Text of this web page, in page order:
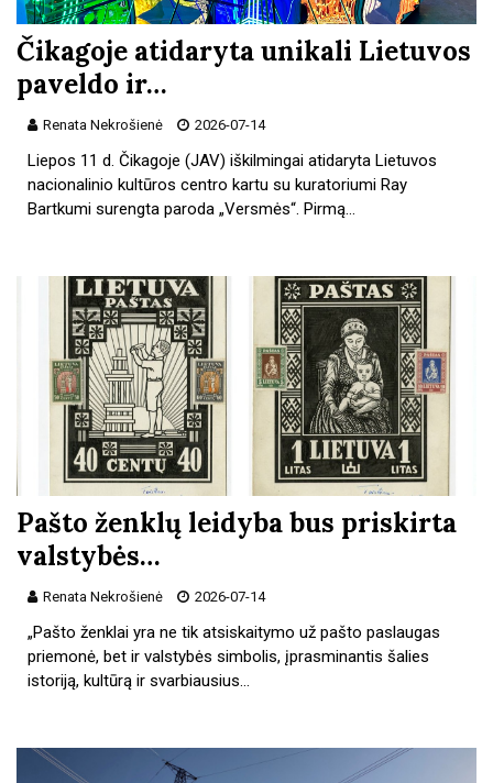
Čikagoje atidaryta unikali Lietuvos
paveldo ir…
Renata Nekrošienė 2026-07-14
Liepos 11 d. Čikagoje (JAV) iškilmingai atidaryta Lietuvos
nacionalinio kultūros centro kartu su kuratoriumi Ray
Bartkumi surengta paroda „Versmės“. Pirmą…
Pašto ženklų leidyba bus priskirta
valstybės…
Renata Nekrošienė 2026-07-14
„Pašto ženklai yra ne tik atsiskaitymo už pašto paslaugas
priemonė, bet ir valstybės simbolis, įprasminantis šalies
istoriją, kultūrą ir svarbiausius…